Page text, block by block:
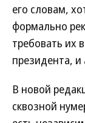
его словам,
формально
требовать их
президента, и
В новой
сквозной